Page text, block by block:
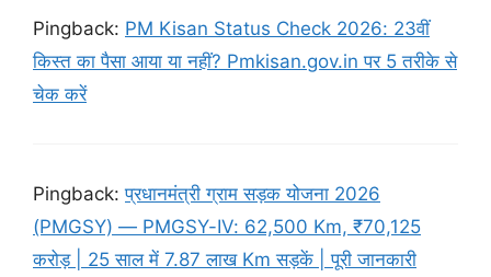
Pingback: PM Kisan Status Check 2026: 23वीं
किस्त का पैसा आया या नहीं? Pmkisan.gov.in पर 5 तरीके से
चेक करें
Pingback:प्रधानमंत्री ग्राम सड़क योजना 2026
(PMGSY) — PMGSY-IV: 62,500 Km, ₹70,125
करोड़ | 25 साल में 7.87 लाख Km सड़कें | पूरी जानकारी